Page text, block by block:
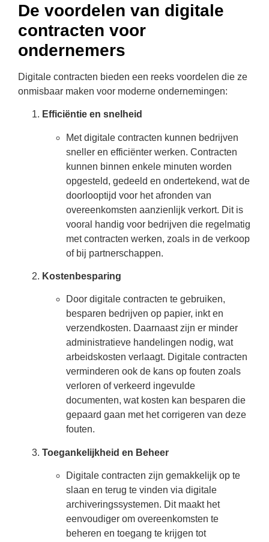
De voordelen van digitale
contracten voor
ondernemers
Digitale contracten bieden een reeks voordelen die ze
onmisbaar maken voor moderne ondernemingen:
Efficiëntie en snelheid
Met digitale contracten kunnen bedrijven
sneller en efficiënter werken. Contracten
kunnen binnen enkele minuten worden
opgesteld, gedeeld en ondertekend, wat de
doorlooptijd voor het afronden van
overeenkomsten aanzienlijk verkort. Dit is
vooral handig voor bedrijven die regelmatig
met contracten werken, zoals in de verkoop
of bij partnerschappen.
Kostenbesparing
Door digitale contracten te gebruiken,
besparen bedrijven op papier, inkt en
verzendkosten. Daarnaast zijn er minder
administratieve handelingen nodig, wat
arbeidskosten verlaagt. Digitale contracten
verminderen ook de kans op fouten zoals
verloren of verkeerd ingevulde
documenten, wat kosten kan besparen die
gepaard gaan met het corrigeren van deze
fouten.
Toegankelijkheid en Beheer
Digitale contracten zijn gemakkelijk op te
slaan en terug te vinden via digitale
archiveringssystemen. Dit maakt het
eenvoudiger om overeenkomsten te
beheren en toegang te krijgen tot